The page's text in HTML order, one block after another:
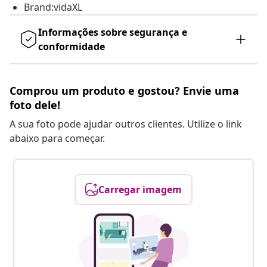
Brand:vidaXL
Informações sobre segurança e
conformidade
Comprou um produto e gostou? Envie uma
foto dele!
A sua foto pode ajudar outros clientes. Utilize o link
abaixo para começar.
Carregar imagem